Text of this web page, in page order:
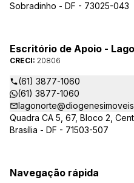
Sobradinho - DF - 73025-043
Escritório de Apoio -
CRECI: 20806
(61) 3877-1060
(61) 3877-1060
Quadra CA 5, 67, Bloco 2,
Brasília - DF - 71503-507
Navegação rápida